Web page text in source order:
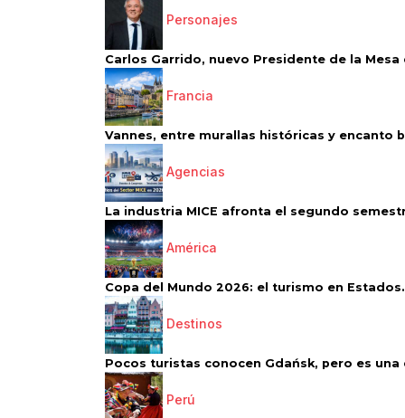
Personajes
Carlos Garrido, nuevo Presidente de la Mesa
Francia
Vannes, entre murallas históricas y encanto
Agencias
La industria MICE afronta el segundo
América
Copa del Mundo 2026: el turismo en
Destinos
Pocos turistas conocen Gdańsk, pero es una
Perú